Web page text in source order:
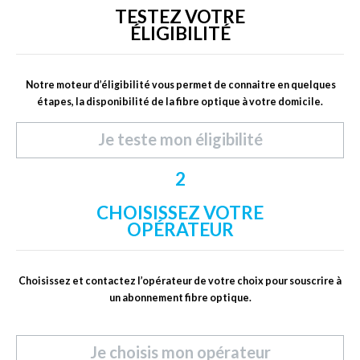
TESTEZ VOTRE
ÉLIGIBILITÉ
Notre moteur d’éligibilité vous permet de connaitre en quelques
étapes, la disponibilité de la fibre optique à votre domicile.
Je teste mon éligibilité
2
CHOISISSEZ VOTRE
OPÉRATEUR
Choisissez et contactez l’opérateur de votre choix pour souscrire à
un abonnement fibre optique.
Je choisis mon opérateur